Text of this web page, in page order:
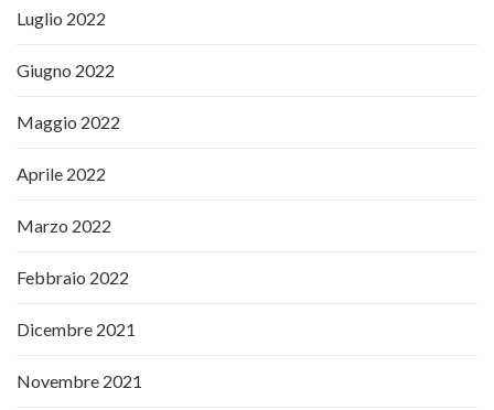
Luglio 2022
Giugno 2022
Maggio 2022
Aprile 2022
Marzo 2022
Febbraio 2022
Dicembre 2021
Novembre 2021